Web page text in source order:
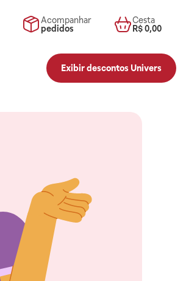
Acompanhar
pedidos
Cesta
R$ 0,00
Exibir descontos Univers